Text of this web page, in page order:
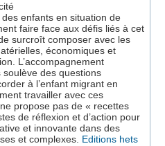
enfants en situation de
faire face aux défis liés à cet
surcroît composer avec les
économiques et
L’accompagnement
des questions
à l’enfant migrant en
travailler avec ces
propose pas de « recettes
de réflexion et d’action pour
et innovante dans des
et complexes. Editions hets